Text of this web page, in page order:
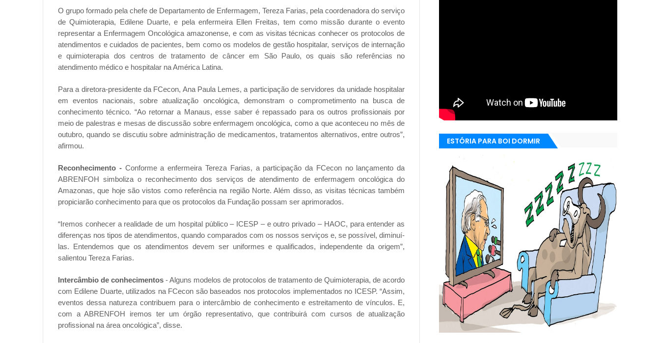
O grupo formado pela chefe de Departamento de Enfermagem, Tereza Farias, pela coordenadora do serviço
de Quimioterapia, Edilene Duarte, e pela enfermeira Ellen Freitas, tem como missão durante o evento
representar a Enfermagem Oncológica amazonense, e com as visitas técnicas conhecer os protocolos de
atendimentos e cuidados de pacientes, bem como os modelos de gestão hospitalar, serviços de internação
e quimioterapia dos centros de tratamento de câncer em São Paulo, os quais são referências no
atendimento médico e hospitalar na América Latina.
Para a diretora-presidente da FCecon, Ana Paula Lemes, a participação de servidores da unidade hospitalar
em eventos nacionais, sobre atualização oncológica, demonstram o comprometimento na busca de
conhecimento técnico. “Ao retornar a Manaus, esse saber é repassado para os outros profissionais por
meio de palestras e mesas de discussão sobre enfermagem oncológica, como a que aconteceu no mês de
outubro, quando se discutiu sobre administração de medicamentos, tratamentos alternativos, entre outros”,
afirmou.
Reconhecimento -Conforme a enfermeira Tereza Farias, a participação da FCecon no lançamento da
ABRENFOH simboliza o reconhecimento dos serviços de atendimento de enfermagem oncológica do
Amazonas, que hoje são vistos como referência na região Norte. Além disso, as visitas técnicas também
propiciarão conhecimento para que os protocolos da Fundação possam ser aprimorados.
“Iremos conhecer a realidade de um hospital público – ICESP – e outro privado – HAOC, para entender as
diferenças nos tipos de atendimentos, quando comparados com os nossos serviços e, se possível, diminuí-
las. Entendemos que os atendimentos devem ser uniformes e qualificados, independente da origem”,
salientou Tereza Farias.
Intercâmbio de conhecimentos- Alguns modelos de protocolos de tratamento de Quimioterapia, de acordo
com Edilene Duarte, utilizados na FCecon são baseados nos protocolos implementados no ICESP. “Assim,
eventos dessa natureza contribuem para o intercâmbio de conhecimento e estreitamento de vínculos. E,
com a ABRENFOH iremos ter um órgão representativo, que contribuirá com cursos de atualização
profissional na área oncológica”, disse.
ESTÓRIA PARA BOI DORMIR